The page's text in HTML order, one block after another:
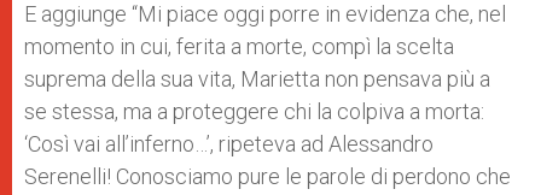
E aggiunge “Mi piace oggi porre in evidenza che, nel
momento in cui, ferita a morte, compì la scelta
suprema della sua vita, Marietta non pensava più a
se stessa, ma a proteggere chi la colpiva a morta:
‘Così vai all’inferno…’, ripeteva ad Alessandro
Serenelli! Conosciamo pure le parole di perdono che